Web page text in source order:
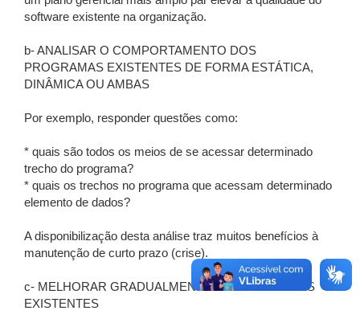
software existente na organização.
b- ANALISAR O COMPORTAMENTO DOS
PROGRAMAS EXISTENTES DE FORMA ESTÁTICA,
DINÂMICA OU AMBAS
Por exemplo, responder questões como:
* quais são todos os meios de se acessar determinado
trecho do programa?
* quais os trechos no programa que acessam determinado
elemento de dados?
A disponibilização desta análise traz muitos benefícios à
manutenção de curto prazo (crise).
c- MELHORAR GRADUALMENTE OS PROGRAMAS
EXISTENTES